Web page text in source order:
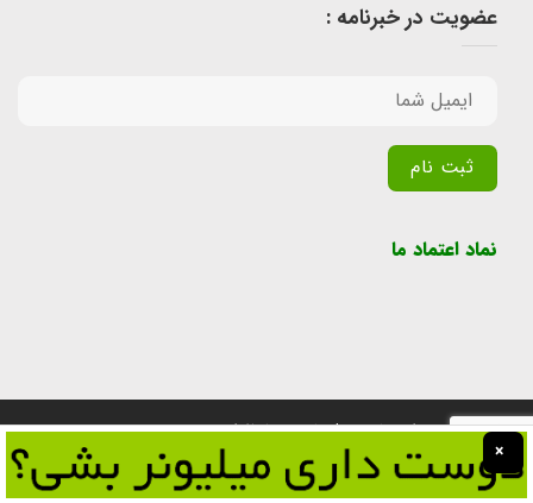
عضویت در خبرنامه :
نماد اعتماد ما
تمامی حقوق برای سایت پول یابی محفوظ است.
×